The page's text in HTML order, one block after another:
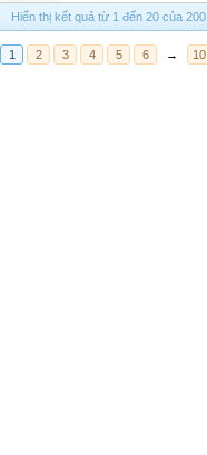
Hiển thị kết quả từ 1 đến 20 của 200
1 2 3 4 5 6 → 10